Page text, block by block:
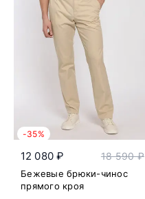
-35%
12 080 ₽ 18 590 ₽
Бежевые брюки-чинос
прямого кроя